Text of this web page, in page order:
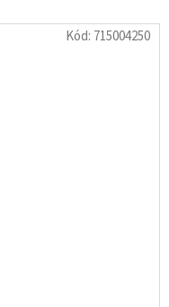
Kód: 715004250